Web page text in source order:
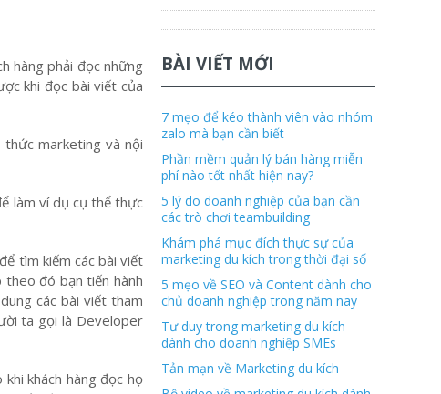
hàng phải đọc những
khi đọc bài viết của
marketing và nội
làm ví dụ cụ thể thực
tìm kiếm các bài viết
đó bạn tiến hành
các bài viết tham
ta gọi là Developer
khách hàng đọc họ
BÀI VIẾT MỚI
7 mẹo để kéo thành viên vào nhóm
zalo mà bạn cần biết
Phần mềm quản lý bán hàng miễn
phí nào tốt nhất hiện nay?
5 lý do doanh nghiệp của bạn cần
các trò chơi teambuilding
Khám phá mục đích thực sự của
marketing du kích trong thời đại số
5 mẹo về SEO và Content dành cho
chủ doanh nghiệp trong năm nay
Tư duy trong marketing du kích
dành cho doanh nghiệp SMEs
Tản mạn về Marketing du kích